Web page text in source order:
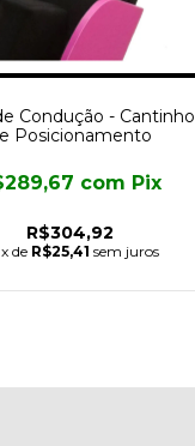
Condução - Cantinho
Posicionamento
R$304,92
com Pix
x de R$25,41 sem juros